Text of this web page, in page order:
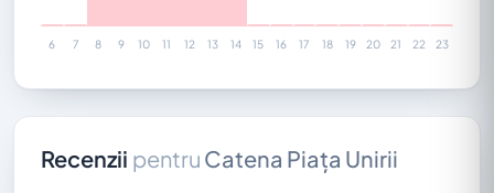
6 7 8 9 10 11 12 13 14 15 16 17 18 19 20 21 22 23
Recenzii pentru Catena Piața Unirii